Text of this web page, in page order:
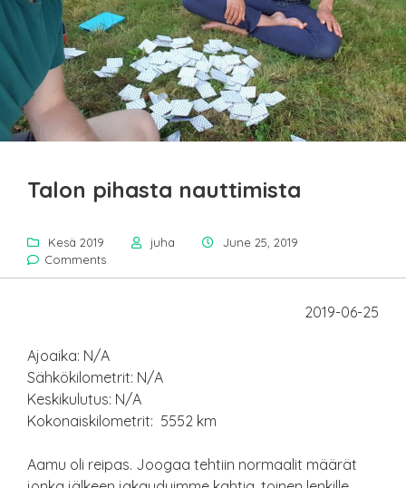
Talon pihasta nauttimista
Kesä 2019 juha
June 25, 2019
Comments
2019-06-25
Ajoaika: N/A
Sähkökilometrit: N/A
Keskikulutus: N/A
Kokonaiskilometrit: 5552 km
Aamu oli reipas. Joogaa tehtiin normaalit määrät